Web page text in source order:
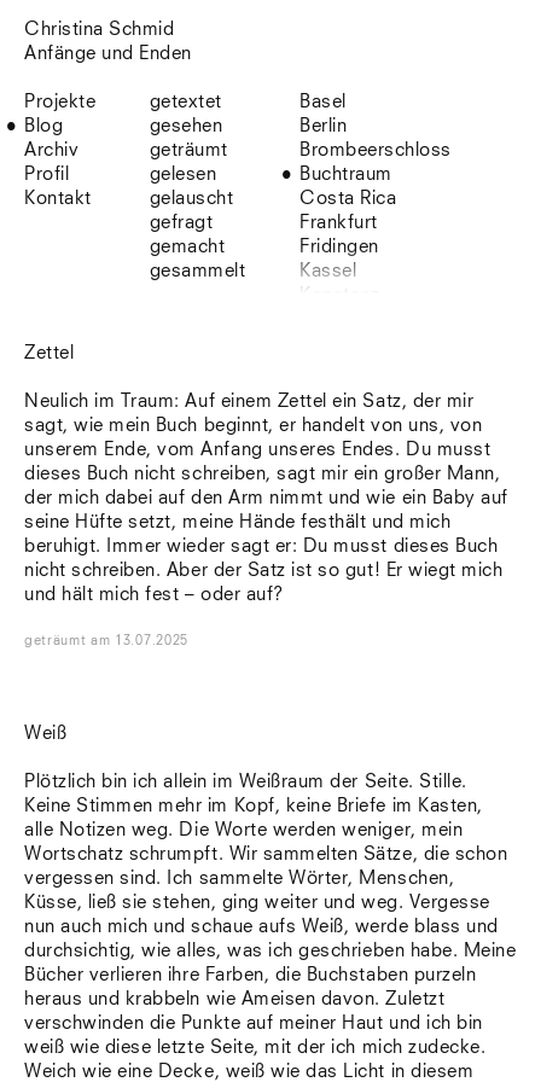
Christina Schmid
Anfänge und Enden
Projekte
Blog
Archiv
Profil
Kontakt
getextet
gesehen
geträumt
gelesen
gelauscht
gefragt
gemacht
gesammelt
Basel
Berlin
Brombeerschloss
Buchtraum
Costa Rica
Frankfurt
Fridingen
Kassel
Lio
Lissabon
Paris
Sonnenbühl
Straßburg
Stuttgart
Südtirol
Zettel
Neulich im Traum: Auf einem Zettel ein Satz, der mir
sagt, wie mein Buch beginnt, er handelt von uns, von
unserem Ende, vom Anfang unseres Endes. Du musst
dieses Buch nicht schreiben, sagt mir ein großer Mann,
der mich dabei auf den Arm nimmt und wie ein Baby auf
seine Hüfte setzt, meine Hände festhält und mich
beruhigt. Immer wieder sagt er: Du musst dieses Buch
nicht schreiben. Aber der Satz ist so gut! Er wiegt mich
und hält mich fest – oder auf?
geträumt am 13.07.2025
Weiß
Plötzlich bin ich allein im Weißraum der Seite. Stille.
Keine Stimmen mehr im Kopf, keine Briefe im Kasten,
alle Notizen weg. Die Worte werden weniger, mein
Wortschatz schrumpft. Wir sammelten Sätze, die schon
vergessen sind. Ich sammelte Wörter, Menschen,
Küsse, ließ sie stehen, ging weiter und weg. Vergesse
nun auch mich und schaue aufs Weiß, werde blass und
durchsichtig, wie alles, was ich geschrieben habe. Meine
Bücher verlieren ihre Farben, die Buchstaben purzeln
heraus und krabbeln wie Ameisen davon. Zuletzt
verschwinden die Punkte auf meiner Haut und ich bin
weiß wie diese letzte Seite, mit der ich mich zudecke.
Weich wie eine Decke, weiß wie das Licht in diesem